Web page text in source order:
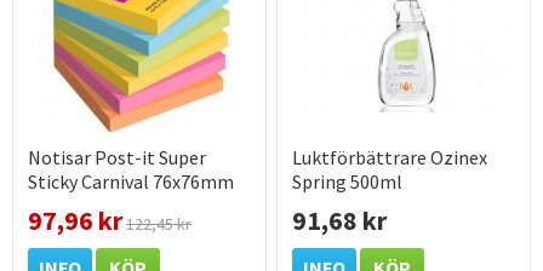
Notisar Post-it Super
Sticky Carnival 76x76mm
97,96 kr122,45 kr
Luktförbättrare Ozinex
Spring 500ml
91,68 kr